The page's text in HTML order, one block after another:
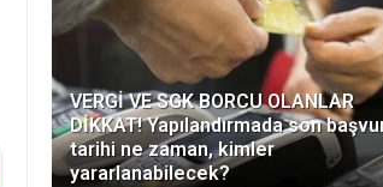
VERGİ VE SGK BORCU OLANLAR
DİKKAT! Yapılandırmada son
tarihi ne zaman, kimler
yararlanabilecek?